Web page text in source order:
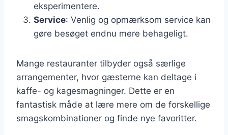
eksperimentere.
Service: Venlig og opmærksom service kan
gøre besøget endnu mere behageligt.
Mange restauranter tilbyder også særlige
arrangementer, hvor gæsterne kan deltage i
kaffe- og kagesmagninger. Dette er en
fantastisk måde at lære mere om de forskellige
smagskombinationer og finde nye favoritter.